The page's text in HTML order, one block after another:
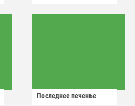
Последнее печенье